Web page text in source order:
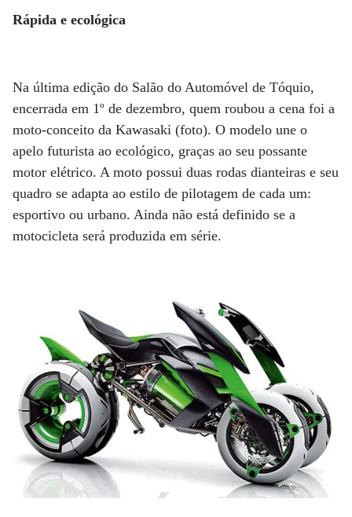
Rápida e ecológica
Na última edição do Salão do Automóvel de Tóquio,
encerrada em 1º de dezembro, quem roubou a cena foi a
moto-conceito da Kawasaki (foto). O modelo une o
apelo futurista ao ecológico, graças ao seu possante
motor elétrico. A moto possui duas rodas dianteiras e seu
quadro se adapta ao estilo de pilotagem de cada um:
esportivo ou urbano. Ainda não está definido se a
motocicleta será produzida em série.